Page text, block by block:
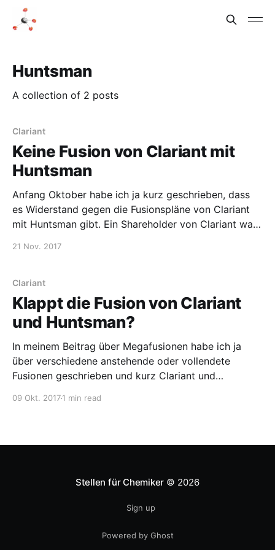
Huntsman
A collection of 2 posts
Clariant
Keine Fusion von Clariant mit
Huntsman
Anfang Oktober habe ich ja kurz geschrieben, dass
es Widerstand gegen die Fusionspläne von Clariant
mit Huntsman gibt. Ein Shareholder von Clariant war
Jetzt ist die Frage,
21 Nov. 2017
Clariant
Klappt die Fusion von Clariant
und Huntsman?
In meinem Beitrag über Megafusionen habe ich ja
über verschiedene anstehende oder vollendete
Fusionen geschrieben und kurz Clariant und
09 Okt. 20171 min read
Stellen für Chemiker © 2026
Sign up
Powered by Ghost